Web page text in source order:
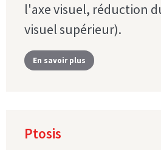
l'axe visuel, réduction
visuel supérieur).
En savoir plus
Ptosis